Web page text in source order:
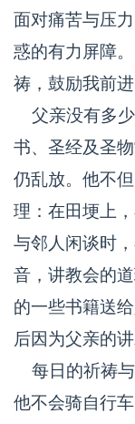
面对痛苦与压
惑的有力屏障
祷，鼓励我前进
父亲没有多少
书、圣经及圣
仍乱放。他不
理：在田埂上
与邻人闲谈时
音，讲教会的
的一些书籍送
后因为父亲的
每日的祈祷与
他不会骑自行